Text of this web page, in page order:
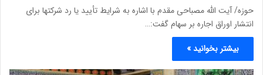
حوزه/ آیت الله مصباحی مقدم با اشاره به شرایط تأیید یا رد شرکتها برای
انتشار اوراق اجاره بر سهام گفت:…
بیشتر بخوانید »